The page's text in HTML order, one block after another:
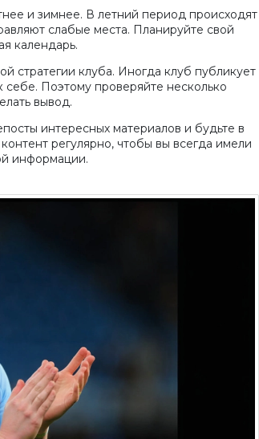
и зимнее. В летний период происходят
слабые места. Планируйте свой
календарь.
стратегии клуба. Иногда клуб публикует
себе. Поэтому проверяйте несколько
вывод.
интересных материалов и будьте в
регулярно, чтобы вы всегда имели
информации.
6 июл 2024